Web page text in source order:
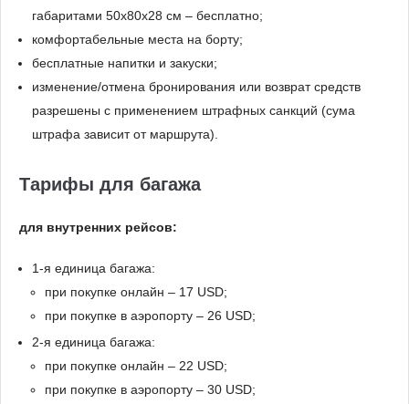
габаритами 50x80x28 см – бесплатно;
комфортабельные места на борту;
бесплатные напитки и закуски;
изменение/отмена бронирования или возврат средств
разрешены с применением штрафных санкций (сума
штрафа зависит от маршрута).
Тарифы для багажа
для внутренних рейсов:
1-я единица багажа:
при покупке онлайн – 17 USD;
при покупке в аэропорту – 26 USD;
2-я единица багажа:
при покупке онлайн – 22 USD;
при покупке в аэропорту – 30 USD;